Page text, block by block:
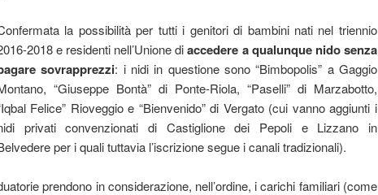
la possibilità per tutti i genitori di bambini nati nel triennio
2018 e residenti nell’Unione diaccedere a qualunque nido senza
sovrapprezzi: i nidi in questione sono “Bimbopolis” a Gaggio
“Giuseppe Bontà” di Ponte-Riola, “Paselli” di Marzabotto,
Felice” Rioveggio e “Bienvenido” di Vergato (cui vanno aggiunti i
privati convenzionati di Castiglione dei Pepoli e Lizzano in
per i quali tuttavia l’iscrizione segue i canali tradizionali).
prendono in considerazione, nell’ordine, i carichi familiari (come